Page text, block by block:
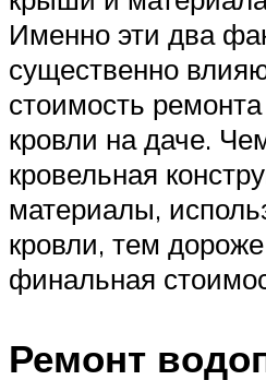
Именно эти два
существенно
стоимость
кровли на даче.
кровельная
материалы,
кровли, тем
финальная
Ремонт